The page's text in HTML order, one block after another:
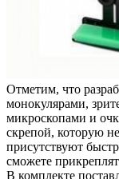
Отметим, что
монокулярами,
микроскопами и
скрепой, которую
присутствуют
сможете
В комплекте